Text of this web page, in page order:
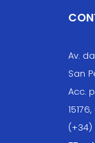
Av.
San
Acc.
(+34)